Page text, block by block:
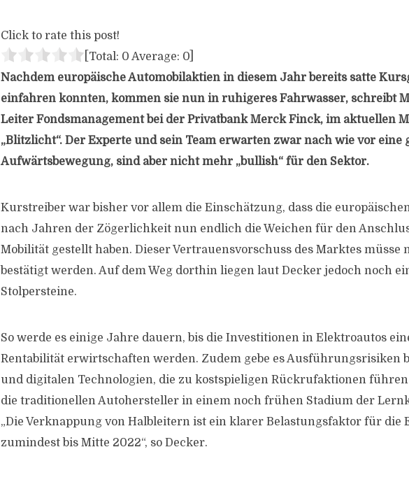
Click to rate this post!
[Total: 0 Average: 0
Nachdem europäische Automobilaktien in diesem Jahr bereits satte
einfahren konnten, kommen sie nun in ruhigeres Fahrwasser, schreibt
Leiter Fondsmanagement bei der Privatbank Merck Finck, im aktuellen
„Blitzlicht“. Der Experte und sein Team erwarten zwar nach wie vor eine
Aufwärtsbewegung, sind aber nicht mehr „bullish“ für den Sektor.
Kurstreiber war bisher vor allem die Einschätzung, dass die
nach Jahren der Zögerlichkeit nun endlich die Weichen für den
Mobilität gestellt haben. Dieser Vertrauensvorschuss des Marktes
bestätigt werden. Auf dem Weg dorthin liegen laut Decker jedoch noch
Stolpersteine.
So werde es einige Jahre dauern, bis die Investitionen in Elektroautos
Rentabilität erwirtschaften werden. Zudem gebe es Ausführungsrisiken
und digitalen Technologien, die zu kostspieligen Rückrufaktionen
die traditionellen Autohersteller in einem noch frühen Stadium der
„Die Verknappung von Halbleitern ist ein klarer Belastungsfaktor für die
zumindest bis Mitte 2022“, so Decker.